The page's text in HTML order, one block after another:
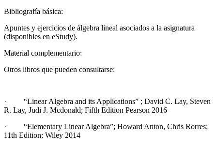
Bibliografía básica:
Apuntes y ejercicios de álgebra lineal asociados a la asignatura
(disponibles en eStudy).
Material complementario:
Otros libros que pueden consultarse:
· “Linear Algebra and its Applications” ; David C. Lay, Steven
R. Lay, Judi J. Mcdonald; Fifth Edition Pearson 2016
· “Elementary Linear Algebra”; Howard Anton, Chris Rorres;
11th Edition; Wiley 2014